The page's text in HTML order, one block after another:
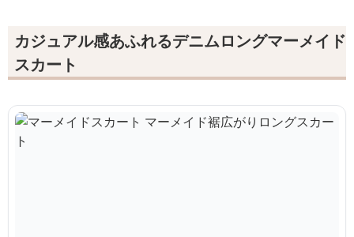
カジュアル感あふれるデニムロングマーメイド
スカート